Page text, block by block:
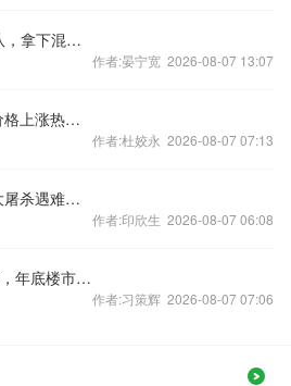
9连胜！国乒8-1击败韩国队，拿下混合团体世界杯冠军
作者:晏宁宽 2026-08-07 13:07
更关注性价比！寒假研学价格上涨热度下降
作者:杜姣永 2026-08-07 07:13
今天，一起传递，向南京大屠杀遇难同胞致哀！
作者:印欣生 2026-08-07 06:08
“北上广深”二手房交易回暖，年底楼市怎样看？
作者:习策辉 2026-08-07 07:06